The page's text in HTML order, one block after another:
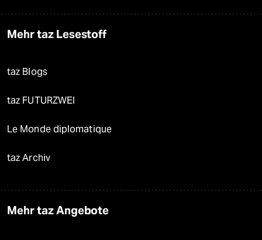
Mehr taz Lesestoff
taz Blogs
taz FUTURZWEI
Le Monde diplomatique
taz Archiv
Mehr taz Angebote